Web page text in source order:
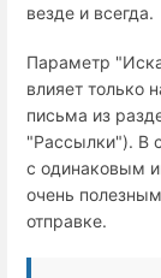
везде и всегда.
Параметр
влияет только
письма из
"Рассылки"). В
с одинаковым
очень
отправке.